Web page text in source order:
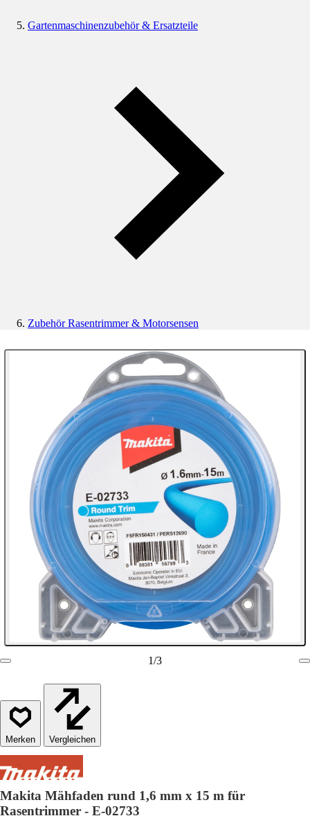
Gartenmaschinenzubehör & Ersatzteile
Zubehör Rasentrimmer & Motorsensen
1/3
Vergleichen
Makita Mähfaden rund 1,6 mm x 15 m für
Rasentrimmer - E-02733